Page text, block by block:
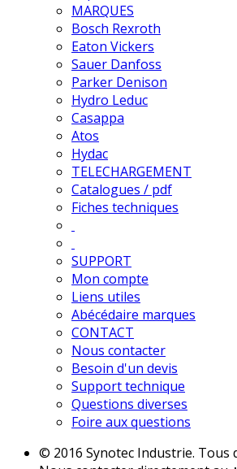
MARQUES
Bosch Rexroth
Eaton Vickers
Sauer Danfoss
Parker Denison
Hydro Leduc
Casappa
Atos
Hydac
TELECHARGEMENT
Catalogues / pdf
Fiches techniques
SUPPORT
Mon compte
Liens utiles
Abécédaire marques
CONTACT
Nous contacter
Besoin d'un devis
Support technique
Questions diverses
Foire aux questions
© 2016 Synotec Industrie. Tous